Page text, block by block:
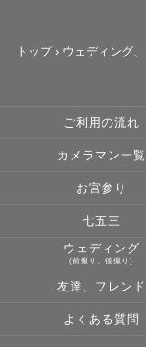
トップ› ウェディング
ご利用の流れ
カメラマン一覧
お宮参り
七五三
ウェディング
(前撮り、後撮り)
友達、フレンド
よくある質問